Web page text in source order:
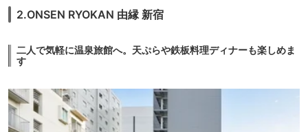
2.ONSEN RYOKAN 由縁 新宿
二人で気軽に温泉旅館へ。天ぷらや鉄板料理ディナーも楽しめま
す